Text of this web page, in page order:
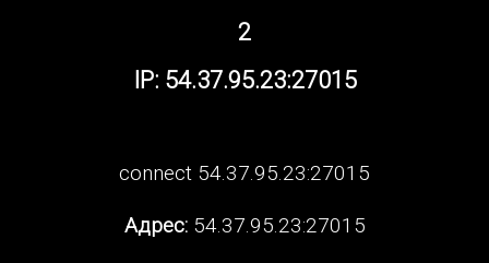
2
IP: 54.37.95.23:27015
connect 54.37.95.23:27015
Адрес: 54.37.95.23:27015